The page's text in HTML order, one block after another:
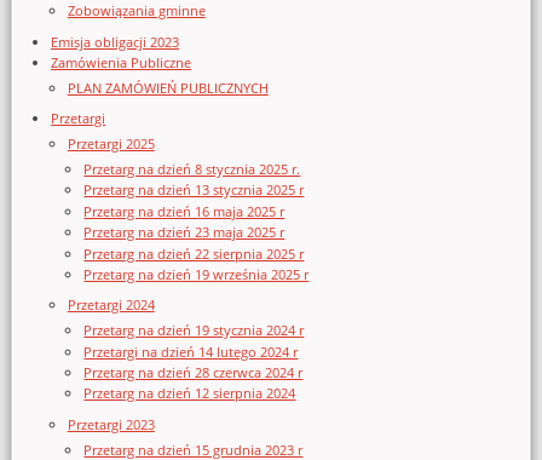
Zobowiązania gminne
Emisja obligacji 2023
Zamówienia Publiczne
PLAN ZAMÓWIEŃ PUBLICZNYCH
Przetargi
Przetargi 2025
Przetarg na dzień 8 stycznia 2025 r.
Przetarg na dzień 13 stycznia 2025 r
Przetarg na dzień 16 maja 2025 r
Przetarg na dzień 23 maja 2025 r
Przetarg na dzień 22 sierpnia 2025 r
Przetarg na dzień 19 września 2025 r
Przetargi 2024
Przetarg na dzień 19 stycznia 2024 r
Przetargi na dzień 14 lutego 2024 r
Przetarg na dzień 28 czerwca 2024 r
Przetarg na dzień 12 sierpnia 2024
Przetargi 2023
Przetarg na dzień 15 grudnia 2023 r